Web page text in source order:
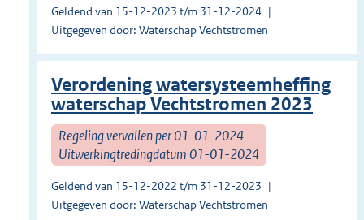
Geldend van 15-12-2023 t/m 31-12-2024
Uitgegeven door: Waterschap Vechtstromen
Verordening watersysteemheffing
waterschap Vechtstromen 2023
Regeling vervallen per 01-01-2024
Uitwerkingtredingdatum 01-01-2024
Geldend van 15-12-2022 t/m 31-12-2023
Uitgegeven door: Waterschap Vechtstromen